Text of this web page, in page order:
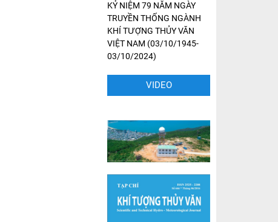
KỶ NIỆM 79 NĂM NGÀY
TRUYỀN THỐNG NGÀNH
KHÍ TƯỢNG THỦY VĂN
VIỆT NAM (03/10/1945-
03/10/2024)
VIDEO